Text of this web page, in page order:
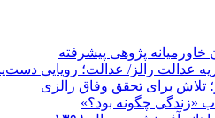
خاورمیانه پژوهی پیشرفته
رالز/ عدالت؛ رویایی
برای تحقق وفاق رالزی
«زندگی چگونه بود؟»